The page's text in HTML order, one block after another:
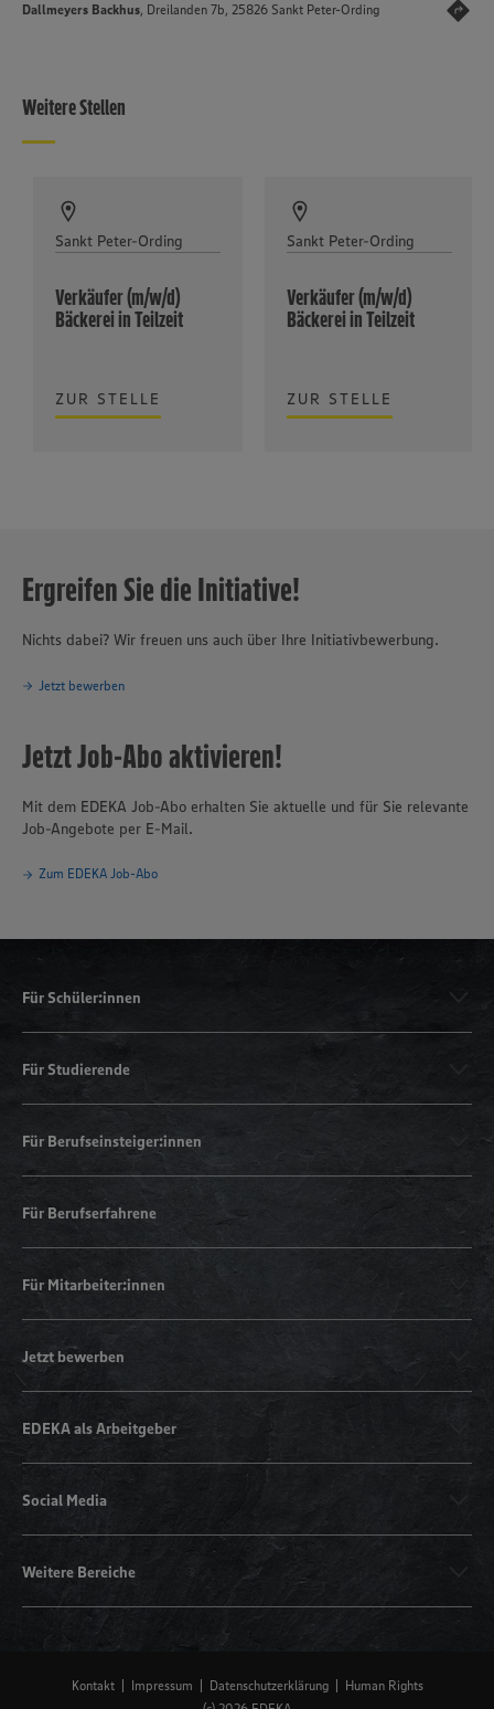
Dallmeyers Backhus, Dreilanden 7b, 25826 Sankt Peter-Ording
Weitere Stellen
Sankt Peter-Ording
Verkäufer (m/w/d)
Bäckerei in Teilzeit
ZUR STELLE
Sankt Peter-Ording
Verkäufer (m/w/d)
Bäckerei in Teilzeit
ZUR STELLE
Ergreifen Sie die Initiative!
Nichts dabei? Wir freuen uns auch über Ihre Initiativbewerbung.
Jetzt bewerben
Jetzt Job-Abo aktivieren!
Mit dem EDEKA Job-Abo erhalten Sie aktuelle und für Sie relevante
Job-Angebote per E-Mail.
Zum EDEKA Job-Abo
Für Schüler:innen
Für Studierende
Für Berufseinsteiger:innen
Für Berufserfahrene
Für Mitarbeiter:innen
Jetzt bewerben
EDEKA als Arbeitgeber
Social Media
Weitere Bereiche
Kontakt Impressum Datenschutzerklärung
Human Rights